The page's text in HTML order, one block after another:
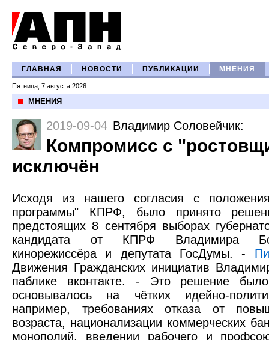
ГЛАВНАЯ НОВОСТИ ПУБЛИКАЦИИ МНЕНИЯ
Пятница, 7 августа 2026
МНЕНИЯ
2019-09-04 Владимир Соловейчик:
Компромисс с
исключён
Исходя из нашего согласия с
программы" КПРФ, было принято
предстоящих 8 сентября выборах
кандидата от КПРФ Владимира
кинорежиссёра и депутата ГосДумы. -
Движения Гражданских инициатив
паблике вконтакте. - Это решение
основывалось на чётких идейно-
например, требованиях отказа от
возраста, национализации коммерческих
монополий, введении рабочего и